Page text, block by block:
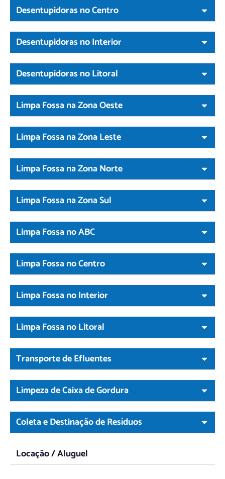
Desentupidoras no Centro
Desentupidoras no Interior
Desentupidoras no Litoral
Limpa Fossa na Zona Oeste
Limpa Fossa na Zona Leste
Limpa Fossa na Zona Norte
Limpa Fossa na Zona Sul
Limpa Fossa no ABC
Limpa Fossa no Centro
Limpa Fossa no Interior
Limpa Fossa no Litoral
Transporte de Efluentes
Limpeza de Caixa de Gordura
Coleta e Destinação de Resíduos
Locação / Aluguel